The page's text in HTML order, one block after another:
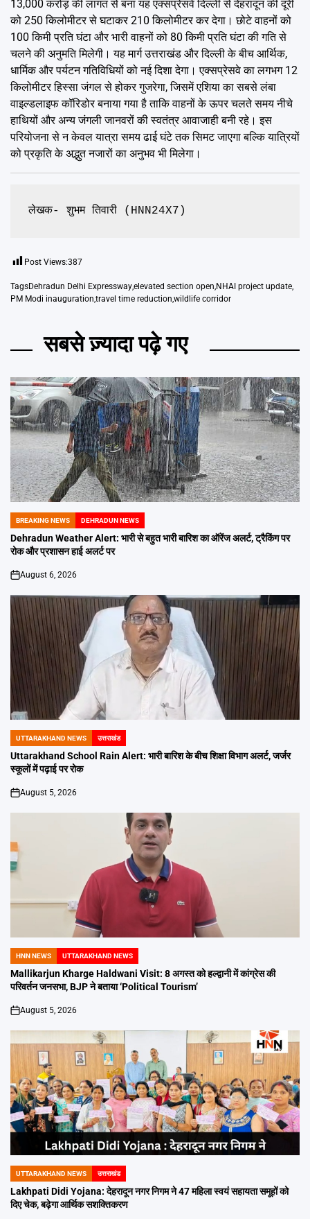
13,000 करोड़ की लागत से बना यह एक्सप्रेसवे दिल्ली से देहरादून की दूरी
को 250 किलोमीटर से घटाकर 210 किलोमीटर कर देगा। छोटे वाहनों को
100 किमी प्रति घंटा और भारी वाहनों को 80 किमी प्रति घंटा की गति से
चलने की अनुमति मिलेगी। यह मार्ग उत्तराखंड और दिल्ली के बीच आर्थिक,
धार्मिक और पर्यटन गतिविधियों को नई दिशा देगा। एक्सप्रेसवे का लगभग 12
किलोमीटर हिस्सा जंगल से होकर गुजरेगा, जिसमें एशिया का सबसे लंबा
वाइल्डलाइफ कॉरिडोर बनाया गया है ताकि वाहनों के ऊपर चलते समय नीचे
हाथियों और अन्य जंगली जानवरों की स्वतंत्र आवाजाही बनी रहे। इस
परियोजना से न केवल यात्रा समय ढाई घंटे तक सिमट जाएगा बल्कि यात्रियों
को प्रकृति के अद्भुत नजारों का अनुभव भी मिलेगा।
लेखक- शुभम तिवारी (HNN24X7)
Post Views:387
TagsDehradun Delhi Expressway,elevated section open,NHAI project update,
PM Modi inauguration,travel time reduction,wildlife corridor
सबसे ज़्यादा पढ़े गए
POSTED
IN
BREAKING NEWS DEHRADUN NEWS
Dehradun Weather Alert: भारी से बहुत भारी बारिश का ऑरेंज अलर्ट, ट्रैकिंग पर
रोक और प्रशासन हाई अलर्ट पर
on
August 6, 2026
POSTED
IN
UTTARAKHAND NEWS उत्तराखंड
Uttarakhand School Rain Alert: भारी बारिश के बीच शिक्षा विभाग अलर्ट, जर्जर
स्कूलों में पढ़ाई पर रोक
on
August 5, 2026
POSTED
IN
HNN NEWS UTTARAKHAND NEWS
Mallikarjun Kharge Haldwani Visit: 8 अगस्त को हल्द्वानी में कांग्रेस की
परिवर्तन जनसभा, BJP ने बताया ‘Political Tourism’
on
August 5, 2026
POSTED
IN
UTTARAKHAND NEWS उत्तराखंड
Lakhpati Didi Yojana: देहरादून नगर निगम ने 47 महिला स्वयं सहायता समूहों को
दिए चेक, बढ़ेगा आर्थिक सशक्तिकरण